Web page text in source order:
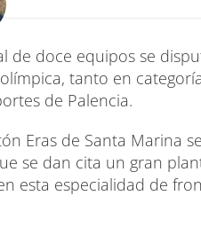
de doce equipos se
tanto en
de Palencia.
Eras de Santa Marina
se dan cita un gran
esta especialidad de